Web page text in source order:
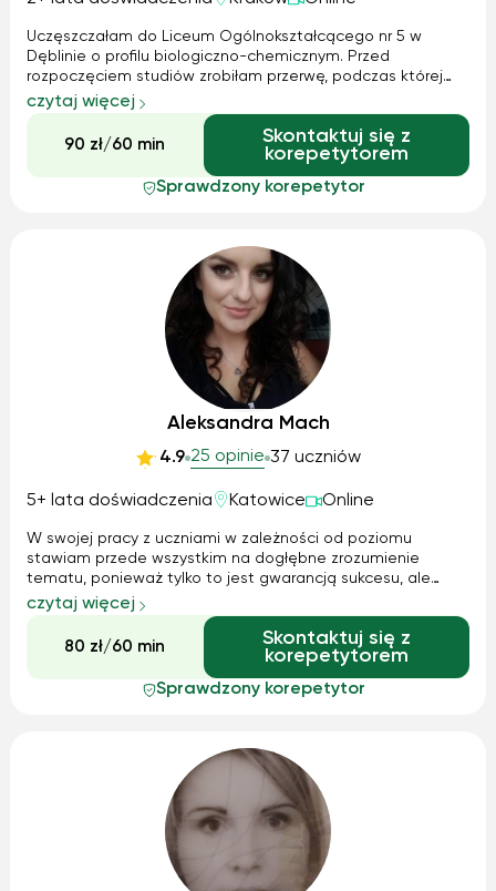
Uczęszczałam do Liceum Ogólnokształcącego nr 5 w
Dęblinie o profilu biologiczno-chemicznym. Przed
rozpoczęciem studiów zrobiłam przerwę, podczas której
spędziłam większość czasu w Londynie. Jestem osobą
podchodzącą do wykonywanych zadań z dokładnością i
odpowiedzialnością.
czytaj więcej
90 zł/60 min
Skontaktuj się z
korepetytorem
Sprawdzony korepetytor
Aleksandra Mach
4.9 25 opinie 37 uczniów
5+ lata doświadczenia Katowice Online
W swojej pracy z uczniami w zależności od poziomu
stawiam przede wszystkim na dogłębne zrozumienie
tematu, ponieważ tylko to jest gwarancją sukcesu, ale
również na umiejętność rozwiązywania zadań
egzaminacyjnych. Ukończyłam kurs specjalistycznego
języka angielskiego w biotechnologii oraz liczne kurs...
czytaj więcej
80 zł/60 min
Skontaktuj się z
korepetytorem
Sprawdzony korepetytor